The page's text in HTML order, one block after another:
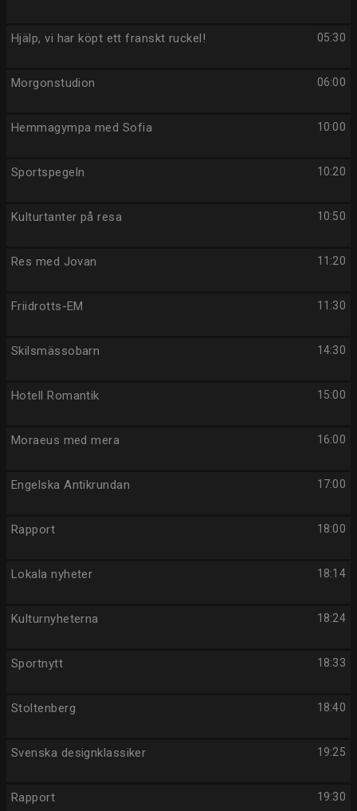
05:30
Hjälp, vi har köpt ett franskt ruckel!
06:00
Morgonstudion
10:00
Hemmagympa med Sofia
10:20
Sportspegeln
10:50
Kulturtanter på resa
11:20
Res med Jovan
11:30
Friidrotts-EM
14:30
Skilsmässobarn
15:00
Hotell Romantik
16:00
Moraeus med mera
17:00
Engelska Antikrundan
18:00
Rapport
18:14
Lokala nyheter
18:24
Kulturnyheterna
18:33
Sportnytt
18:40
Stoltenberg
19:25
Svenska designklassiker
19:30
Rapport